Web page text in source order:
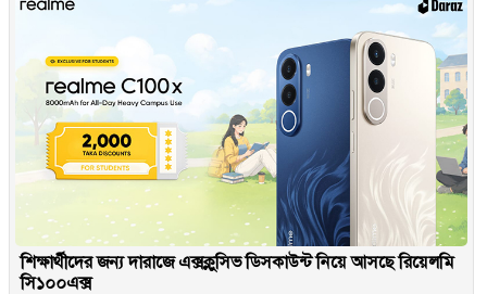
শিক্ষার্থীদের জন্য দারাজে এক্সক্লুসিভ ডিসকাউন্ট নিয়ে আসছে রিয়েলমি
সি১০০এক্স